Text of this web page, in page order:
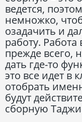
ведется,
немножко,
озадачить и
работу.
прежде всего,
дать где-то
это все идет в
отобрать
будут
сборную